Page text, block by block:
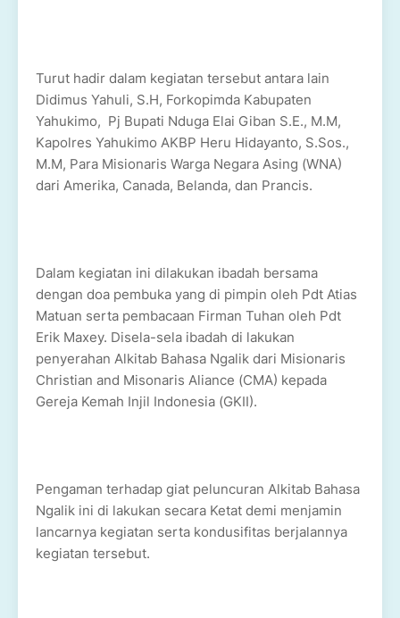
Turut hadir dalam kegiatan tersebut antara lain
Didimus Yahuli, S.H, Forkopimda Kabupaten
Yahukimo, Pj Bupati Nduga Elai Giban S.E., M.M,
Kapolres Yahukimo AKBP Heru Hidayanto, S.Sos.,
M.M, Para Misionaris Warga Negara Asing (WNA)
dari Amerika, Canada, Belanda, dan Prancis.
Dalam kegiatan ini dilakukan ibadah bersama
dengan doa pembuka yang di pimpin oleh Pdt Atias
Matuan serta pembacaan Firman Tuhan oleh Pdt
Erik Maxey. Disela-sela ibadah di lakukan
penyerahan Alkitab Bahasa Ngalik dari Misionaris
Christian and Misonaris Aliance (CMA) kepada
Gereja Kemah Injil Indonesia (GKII).
Pengaman terhadap giat peluncuran Alkitab Bahasa
Ngalik ini di lakukan secara Ketat demi menjamin
lancarnya kegiatan serta kondusifitas berjalannya
kegiatan tersebut.